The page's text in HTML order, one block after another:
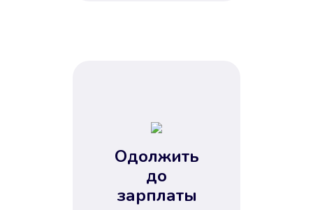
Одолжить
до
зарплаты